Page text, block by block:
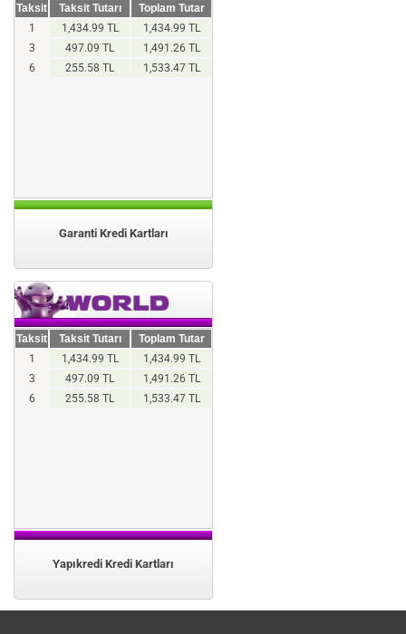
Taksit Taksit Tutarı
Toplam Tutar
1
1,434.99 TL
1,434.99 TL
3
497.09 TL
1,491.26 TL
6
255.58 TL 1,533.47 TL
Garanti Kredi Kartları
Taksit Taksit Tutarı
Toplam Tutar
1
1,434.99 TL
1,434.99 TL
3
497.09 TL
1,491.26 TL
6
255.58 TL 1,533.47 TL
Yapıkredi Kredi Kartları